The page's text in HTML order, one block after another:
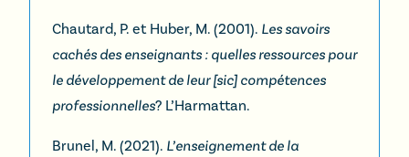
Chautard, P. et Huber, M. (2001). Les savoirs
cachés des enseignants : quelles ressources pour
le développement de leur [sic] compétences
professionnelles? L’Harmattan.
Brunel, M. (2021). L’enseignement de la